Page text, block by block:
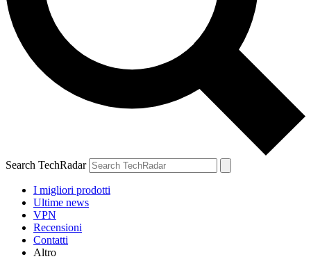
Search TechRadar
I migliori prodotti
Ultime news
VPN
Recensioni
Contatti
Altro